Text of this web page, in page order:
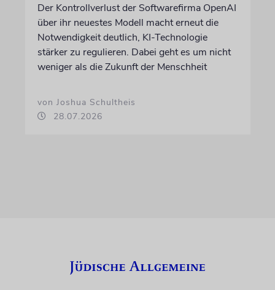
Der Kontrollverlust der Softwarefirma OpenAI
über ihr neuestes Modell macht erneut die
Notwendigkeit deutlich, KI-Technologie
stärker zu regulieren. Dabei geht es um nicht
weniger als die Zukunft der Menschheit
von Joshua Schultheis
28.07.2026